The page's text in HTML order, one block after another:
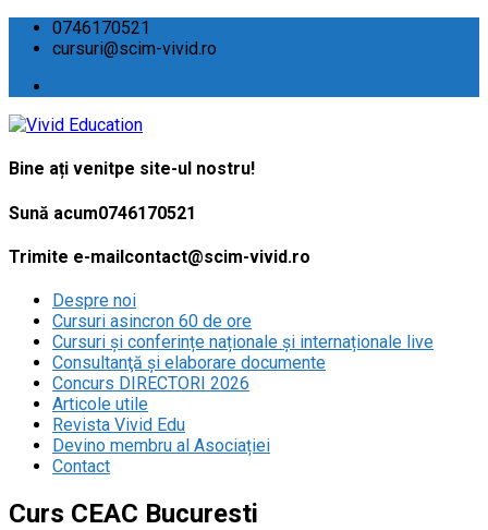
0746170521
cursuri@scim-vivid.ro
Bine ați venitpe site-ul nostru!
Sună acum0746170521
Trimite e-mailcontact@scim-vivid.ro
Despre noi
Cursuri asincron 60 de ore
Cursuri și conferințe naționale și internaționale live
Consultanţă și elaborare documente
Concurs DIRECTORI 2026
Articole utile
Revista Vivid Edu
Devino membru al Asociației
Contact
Curs CEAC Bucuresti